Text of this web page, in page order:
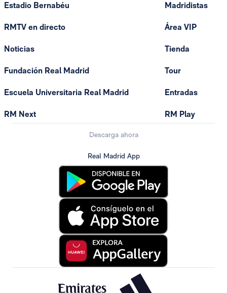
Estadio Bernabéu
RMTV en directo
Noticias
Fundación Real Madrid
Escuela Universitaria Real Madrid
RM Next
Madridistas
Área VIP
Tienda
Tour
Entradas
RM Play
Descarga ahora
Real Madrid App